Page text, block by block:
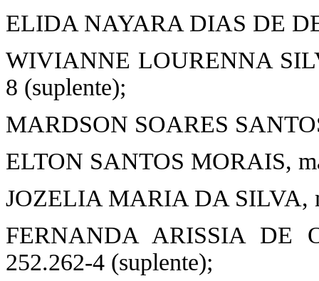
ELIDA NAYARA DIAS DE
WIVIANNE LOURENNA
8 (suplente);
MARDSON SOARES
ELTON SANTOS MORAIS,
JOZELIA MARIA DA SILVA,
FERNANDA ARISSIA DE
252.262-4 (suplente);